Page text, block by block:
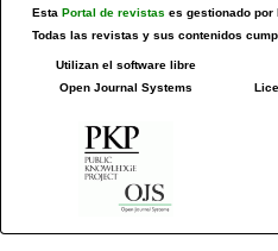
EstaPortal de revistas es gestionado
Todas las revistas y sus contenidos
Utilizan el software libre
Open Journal Systems